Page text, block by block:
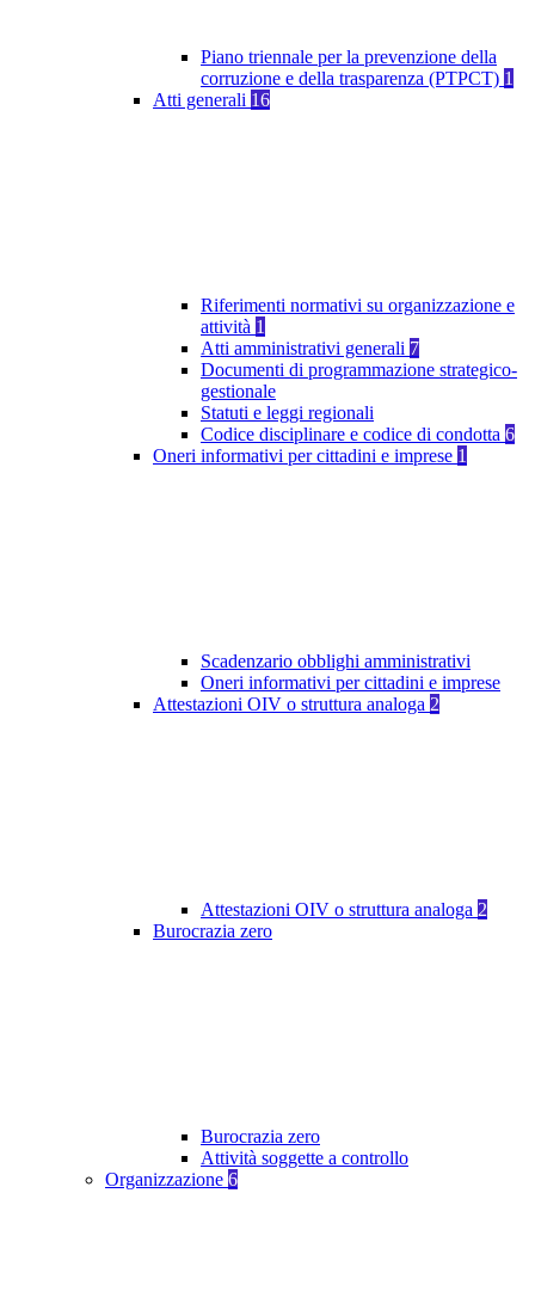
Piano triennale per la prevenzione della
corruzione e della trasparenza (PTPCT) 1
Atti generali 16
Riferimenti normativi su organizzazione e
attività 1
Atti amministrativi generali 7
Documenti di programmazione strategico-
gestionale
Statuti e leggi regionali
Codice disciplinare e codice di condotta 6
Oneri informativi per cittadini e imprese 1
Scadenzario obblighi amministrativi
Oneri informativi per cittadini e imprese
Attestazioni OIV o struttura analoga 2
Attestazioni OIV o struttura analoga 2
Burocrazia zero
Burocrazia zero
Attività soggette a controllo
Organizzazione 6